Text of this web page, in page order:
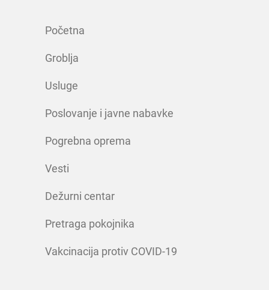
Početna
Groblja
Usluge
Poslovanje i javne nabavke
Pogrebna oprema
Vesti
Dežurni centar
Pretraga pokojnika
Vakcinacija protiv COVID-19